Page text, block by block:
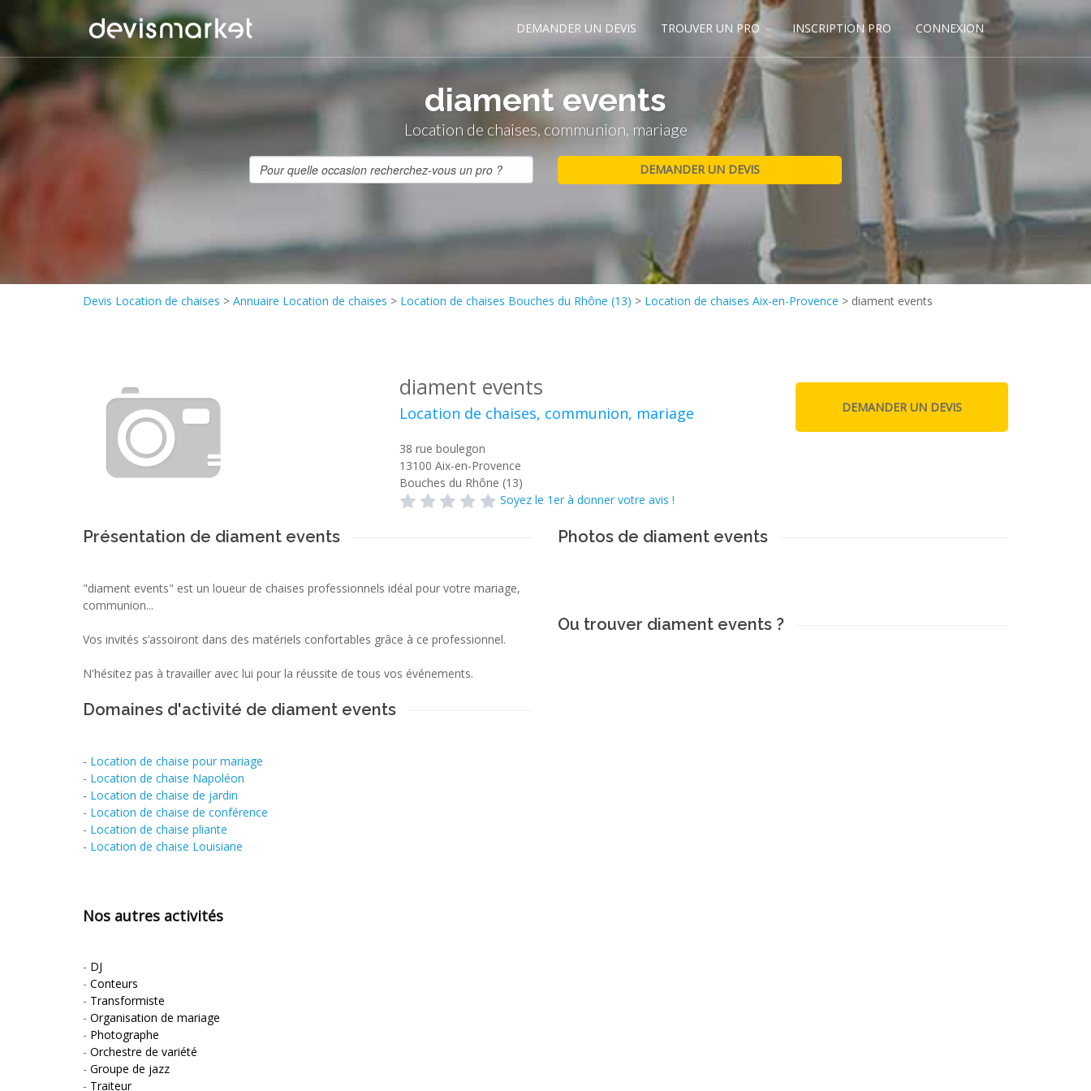
DEMANDER UN DEVIS TROUVER UN PRO INSCRIPTION PRO CONNEXION
diament events
Location de chaises, communion, mariage
Devis Location de chaises > Annuaire Location de chaises > Location de chaises Bouches du Rhône (13) > Location de chaises Aix-en-Provence > diament events
diament events
Location de chaises, communion, mariage
38 rue boulegon
13100 Aix-en-Provence
Bouches du Rhône (13)
Soyez le 1er à donner votre avis !
Présentation de diament events
"diament events" est un loueur de chaises professionnels idéal pour votre mariage,
communion...
Vos invités s’assoiront dans des matériels confortables grâce à ce professionnel.
N'hésitez pas à travailler avec lui pour la réussite de tous vos événements.
Domaines d'activité de diament events
- Location de chaise pour mariage
- Location de chaise Napoléon
- Location de chaise de jardin
- Location de chaise de conférence
- Location de chaise pliante
- Location de chaise Louisiane
Nos autres activités
- DJ
- Conteurs
- Transformiste
- Organisation de mariage
- Photographe
- Orchestre de variété
- Groupe de jazz
- Traiteur
Photos de diament events
Ou trouver diament events ?